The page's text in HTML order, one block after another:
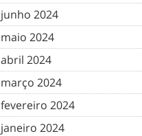
junho 2024
maio 2024
abril 2024
março 2024
fevereiro 2024
janeiro 2024